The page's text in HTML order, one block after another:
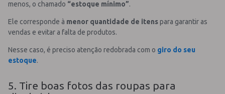
menos, o chamado “estoque mínimo”.
Ele corresponde à menor quantidade de itenspara garantir as
vendas e evitar a falta de produtos.
Nesse caso, é preciso atenção redobrada com o giro do seu
estoque.
5. Tire boas fotos das roupas para